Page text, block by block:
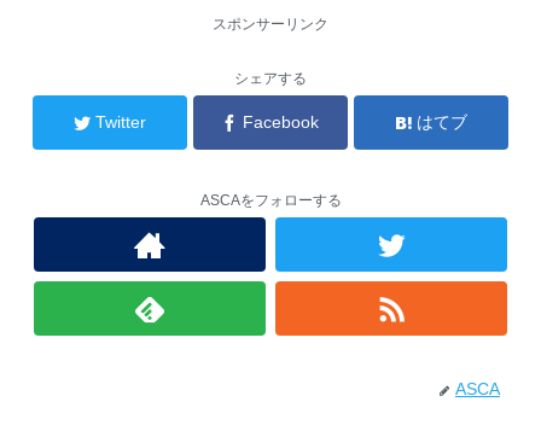
スポンサーリンク
シェアする
Twitter Facebook はてブ
ASCAをフォローする
ASCA